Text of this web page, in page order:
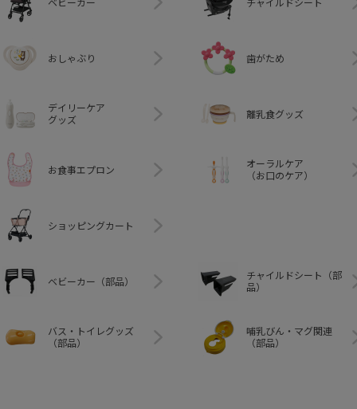
ベビーカー チャイルドシート
おしゃぶり 歯がため
デイリーケア
グッズ
離乳食グッズ
お食事エプロン
オーラルケア
（お口のケア）
ショッピングカート
ベビーカー（部品）
チャイルドシート（部
品）
バス・トイレグッズ
（部品）
哺乳びん・マグ関連
（部品）